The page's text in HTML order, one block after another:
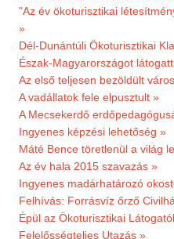
"Az év ökoturisztikai
»
Dél-Dunántúli Ökoturisztikai
Észak-Magyarországot
Az első teljesen bezöldült
A vadállatok fele elpusztult »
A Mecsekerdő
Ingyenes képzési lehetőség »
Máté Bence töretlenül a világ
Az év hala 2015 szavazás »
Ingyenes madárhatározó
Felhívás: Forrásvíz őrző
Épül az Ökoturisztikai
Felelősségteljes Utazás »